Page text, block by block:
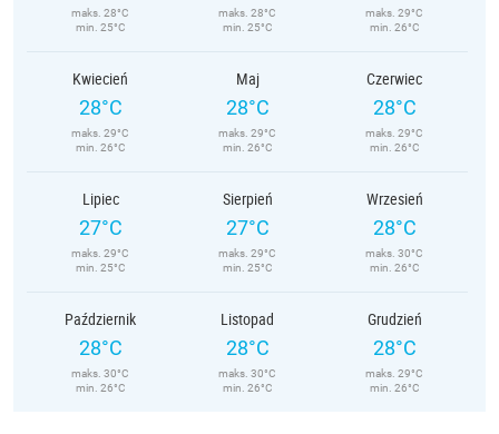
maks. 28°C
min. 25°C
maks. 28°C
min. 25°C
maks. 29°C
min. 26°C
Kwiecień
28°C
maks. 29°C
min. 26°C
Maj
28°C
maks. 29°C
min. 26°C
Czerwiec
28°C
maks. 29°C
min. 26°C
Lipiec
27°C
maks. 29°C
min. 25°C
Sierpień
27°C
maks. 29°C
min. 25°C
Wrzesień
28°C
maks. 30°C
min. 26°C
Październik
28°C
maks. 30°C
min. 26°C
Listopad
28°C
maks. 30°C
min. 26°C
Grudzień
28°C
maks. 29°C
min. 26°C